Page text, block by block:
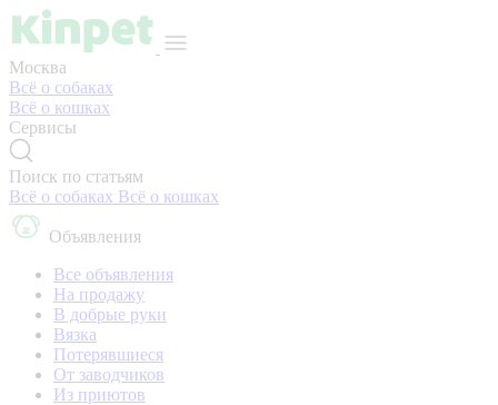
Москва
Всё о собаках
Всё о кошках
Сервисы
Поиск по статьям
Всё о собаках Всё о кошках
Объявления
Все объявления
На продажу
В добрые руки
Вязка
Потерявшиеся
От заводчиков
Из приютов